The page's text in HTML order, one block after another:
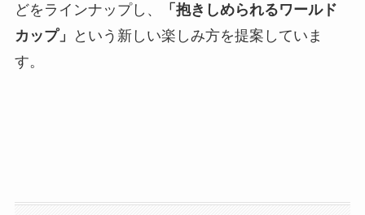
どをラインナップし、
「抱きしめられるワールド
カップ」
という新しい楽しみ方を提案していま
す。